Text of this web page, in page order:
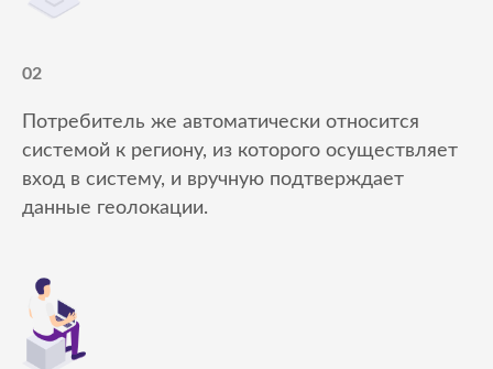
02
Потребитель же автоматически относится
системой к региону, из которого осуществляет
вход в систему, и вручную подтверждает
данные геолокации.